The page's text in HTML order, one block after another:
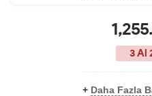
3 Al
+ Daha Fazla